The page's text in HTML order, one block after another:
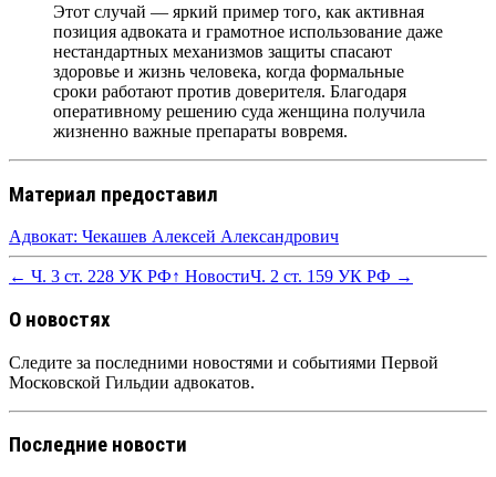
Этот случай — яркий пример того, как активная
позиция адвоката и грамотное использование даже
нестандартных механизмов защиты спасают
здоровье и жизнь человека, когда формальные
сроки работают против доверителя. Благодаря
оперативному решению суда женщина получила
жизненно важные препараты вовремя.
Материал предоставил
Адвокат: Чекашев Алексей Александрович
← Ч. 3 ст. 228 УК РФ↑ НовостиЧ. 2 ст. 159 УК РФ →
О новостях
Следите за последними новостями и событиями Первой
Московской Гильдии адвокатов.
Последние новости